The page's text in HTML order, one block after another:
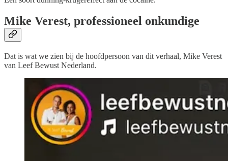
Mike Verest, professioneel onkundige
Dat is wat we zien bij de hoofdpersoon van dit verhaal, Mike Verest
van Leef Bewust Nederland.